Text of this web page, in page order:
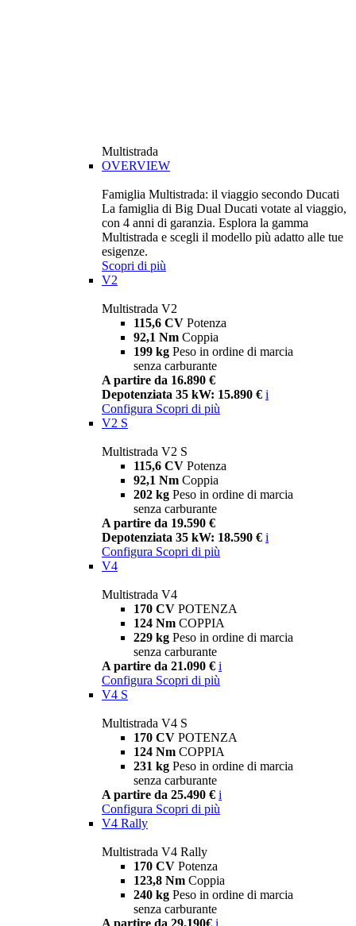
Multistrada
OVERVIEW
Famiglia Multistrada: il viaggio secondo Ducati
La famiglia di Big Dual Ducati votate al viaggio,
con 4 anni di garanzia. Esplora la gamma
Multistrada e scegli il modello più adatto alle tue
esigenze.
Scopri di più
V2
Multistrada V2
115,6 CV Potenza
92,1 Nm Coppia
199 kg Peso in ordine di marcia
senza carburante
A partire da 16.890 €
Depotenziata 35 kW: 15.890 € i
Configura Scopri di più
V2 S
Multistrada V2 S
115,6 CV Potenza
92,1 Nm Coppia
202 kg Peso in ordine di marcia
senza carburante
A partire da 19.590 €
Depotenziata 35 kW: 18.590 € i
Configura Scopri di più
V4
Multistrada V4
170 CV POTENZA
124 Nm COPPIA
229 kg Peso in ordine di marcia
senza carburante
A partire da 21.090 € i
Configura Scopri di più
V4 S
Multistrada V4 S
170 CV POTENZA
124 Nm COPPIA
231 kg Peso in ordine di marcia
senza carburante
A partire da 25.490 € i
Configura Scopri di più
V4 Rally
Multistrada V4 Rally
170 CV Potenza
123,8 Nm Coppia
240 kg Peso in ordine di marcia
senza carburante
A partire da 29.190€ i